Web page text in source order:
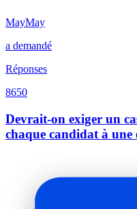
MayMay
a demandé
Réponses
8650
Devrait-on exiger un
chaque candidat à une